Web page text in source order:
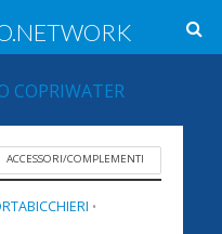
ACCESSORI/COMPLEMENTI
•